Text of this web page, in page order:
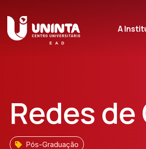
A
Redes
Pós-Graduação